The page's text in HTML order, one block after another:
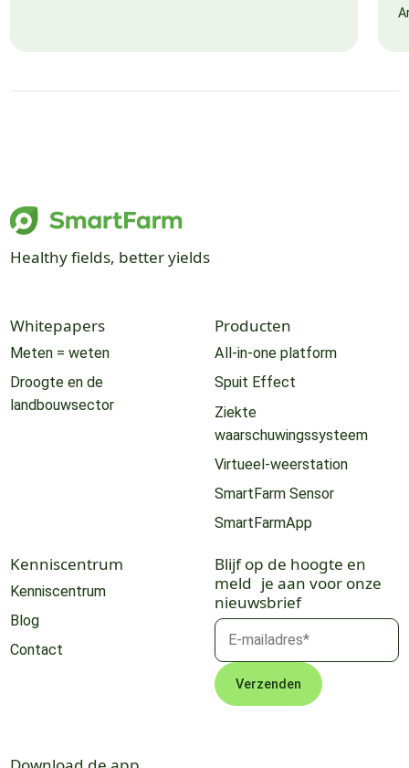
Healthy fields, better yields
Whitepapers
Meten = weten
Droogte en de
landbouwsector
Producten
All-in-one platform
Spuit Effect
Ziekte
waarschuwingssysteem
Virtueel-weerstation
SmartFarm Sensor
SmartFarmApp
Kenniscentrum
Kenniscentrum
Blog
Contact
Blijf op de hoogte en
meld je aan voor onze
nieuwsbrief